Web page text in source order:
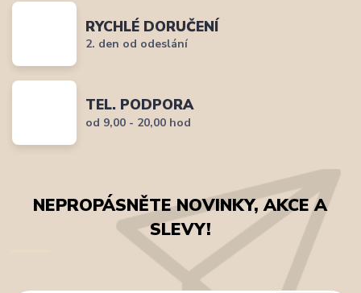
RYCHLÉ DORUČENÍ
2. den od odeslání
TEL. PODPORA
od 9,00 - 20,00 hod
NEPROPÁSNĚTE NOVINKY, AKCE A
SLEVY!